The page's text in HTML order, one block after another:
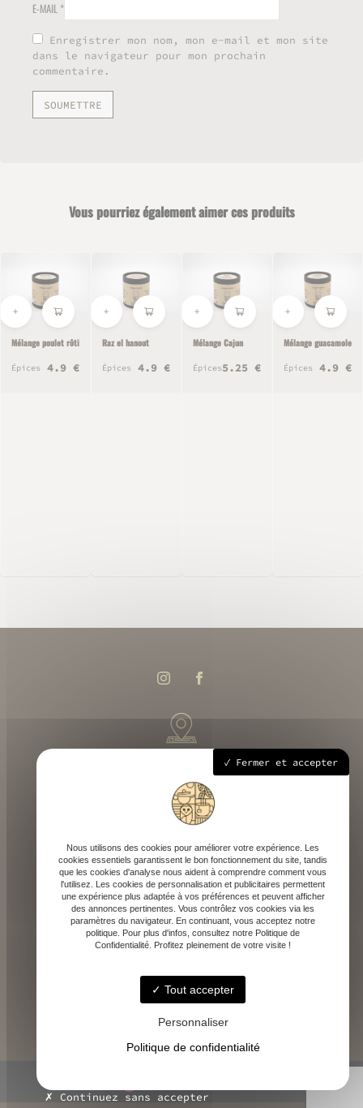
E-MAIL *
Enregistrer mon nom, mon e-mail et mon site
dans le navigateur pour mon prochain
commentaire.
Vous pourriez également aimer ces produits
Mélange poulet rôti
Épices 4.9 €
Raz el hanout
Épices 4.9 €
Mélange Cajun
Épices5.25 €
Mélange guacamole
Épices 4.9 €
258 route départementale 933, 40700 Hagetmau
Mardi - Samedi : 9h - 18h30
contact@depicaf.fr
06 84 35 87 95
Fermer et accepter
Nous utilisons des cookies pour améliorer votre expérience. Les
cookies essentiels garantissent le bon fonctionnement du site, tandis
que les cookies d'analyse nous aident à comprendre comment vous
l'utilisez. Les cookies de personnalisation et publicitaires permettent
une expérience plus adaptée à vos préférences et peuvent afficher
des annonces pertinentes. Vous contrôlez vos cookies via les
paramètres du navigateur. En continuant, vous acceptez notre
politique. Pour plus d'infos, consultez notre Politique de
Confidentialité. Profitez pleinement de votre visite !
Tout accepter
Personnaliser
Politique de confidentialité
Continuez sans accepter